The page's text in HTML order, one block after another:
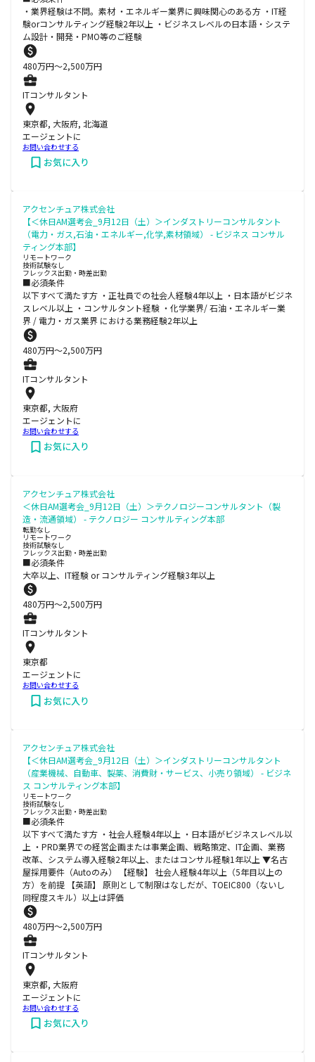
・業界経験は不問。素材 ・エネルギー業界に興味関心のある方 ・IT経
験orコンサルティング経験2年以上 ・ビジネスレベルの日本語・システ
ム設計・開発・PMO等のご経験
480万円〜2,500万円
ITコンサルタント
東京都, 大阪府, 北海道
エージェントに
お問い合わせする
お気に入り
アクセンチュア株式会社
【＜休日AM選考会_9月12日（土）＞インダストリーコンサルタント
（電力・ガス,石油・エネルギー,化学,素材領域） - ビジネス コンサル
ティング本部】
リモートワーク
技術試験なし
フレックス出勤・時差出勤
■必須条件
以下すべて満たす方 ・正社員での社会人経験4年以上 ・日本語がビジネ
スレベル以上 ・コンサルタント経験 ・化学業界/ 石油・エネルギー業
界 / 電力・ガス業界 における業務経験2年以上
480万円〜2,500万円
ITコンサルタント
東京都, 大阪府
エージェントに
お問い合わせする
お気に入り
アクセンチュア株式会社
＜休日AM選考会_9月12日（土）＞テクノロジーコンサルタント（製
造・流通領域） - テクノロジー コンサルティング本部
転勤なし
リモートワーク
技術試験なし
フレックス出勤・時差出勤
■必須条件
大卒以上、IT経験 or コンサルティング経験3年以上
480万円〜2,500万円
ITコンサルタント
東京都
エージェントに
お問い合わせする
お気に入り
アクセンチュア株式会社
【＜休日AM選考会_9月12日（土）＞インダストリーコンサルタント
（産業機械、自動車、製薬、消費財・サービス、小売り領域） - ビジネ
ス コンサルティング本部】
リモートワーク
技術試験なし
フレックス出勤・時差出勤
■必須条件
以下すべて満たす方 ・社会人経験4年以上 ・日本語がビジネスレベル以
上 ・PRD業界での経営企画または事業企画、戦略策定、IT企画、業務
改革、システム導入経験2年以上、またはコンサル経験1年以上 ▼名古
屋採用要件（Autoのみ） 【経験】 社会人経験4年以上（5年目以上の
方）を前提 【英語】 原則として制限はなしだが、TOEIC800（ないし
同程度スキル）以上は評価
480万円〜2,500万円
ITコンサルタント
東京都, 大阪府
エージェントに
お問い合わせする
お気に入り